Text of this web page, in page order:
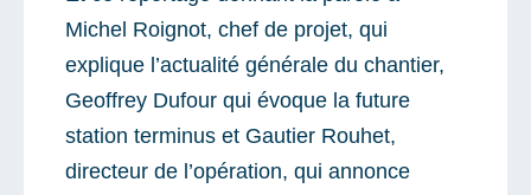
Michel Roignot, chef de projet, qui
explique l’actualité générale du chantier,
Geoffrey Dufour qui évoque la future
station terminus et Gautier Rouhet,
directeur de l’opération, qui annonce